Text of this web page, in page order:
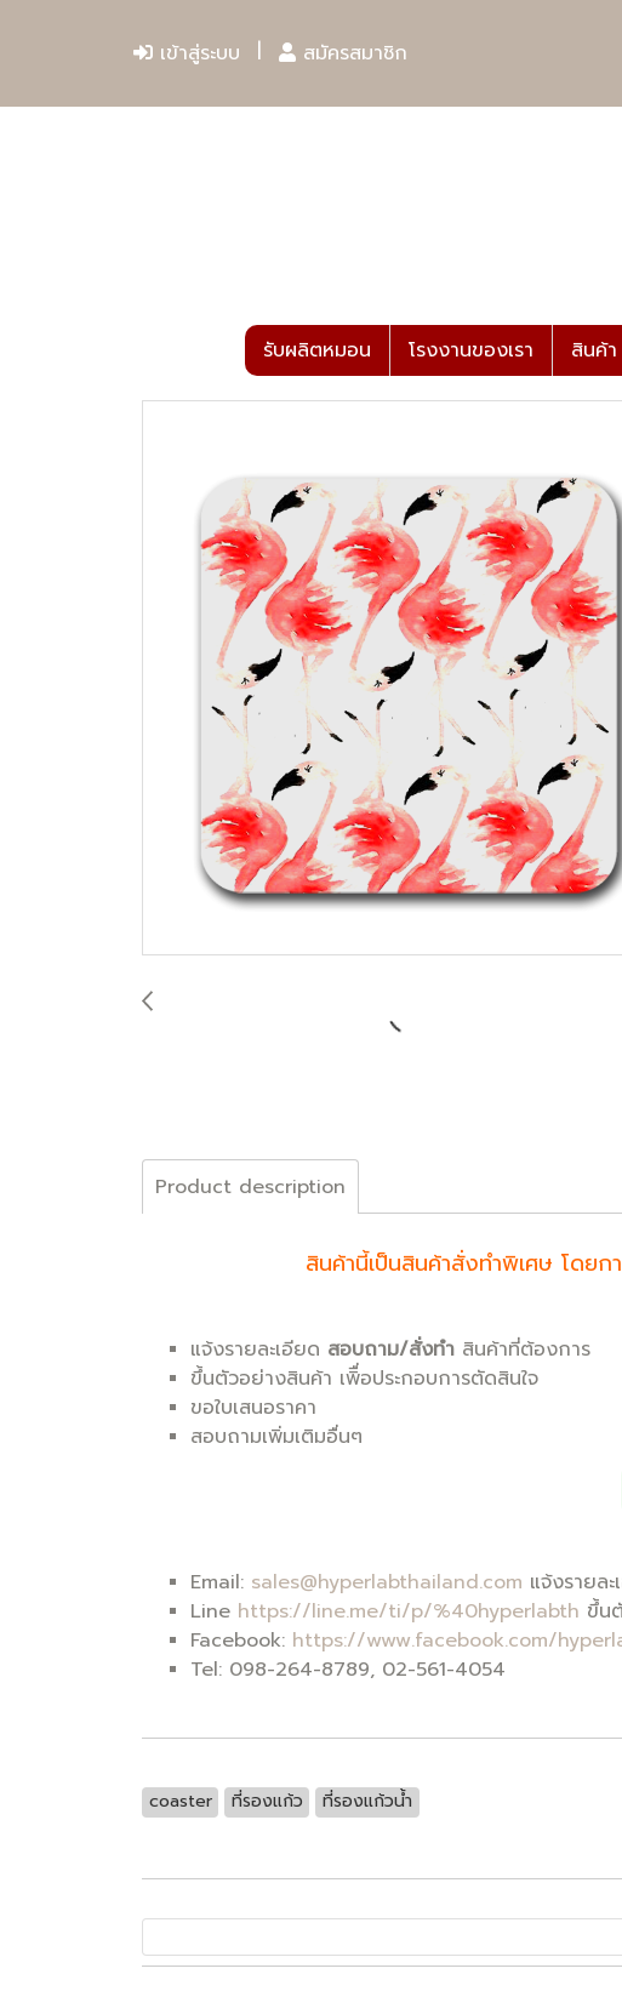
เข้าสู่ระบบ สมัครสมาชิก
รับผลิตหมอน โรงงานของเรา สินค้า
Product description
สินค้านี้เป็นสินค้าสั่งทำพิเศษ โดย
แจ้งรายละเอียด สอบถาม/สั่งทำ สินค้าที่ต้องการ
ขึ้นตัวอย่างสินค้า เพิื่อประกอบการตัดสินใจ
ขอใบเสนอราคา
สอบถามเพิ่มเติมอื่นๆ
Email: sales@hyperlabthailand.com แจ้งรายล
Line https://line.me/ti/p/%40hyperlabth ขึ้น
Facebook: https://www.facebook.com/
Tel: 098-264-8789, 02-561-4054
coaster ที่รองแก้ว ที่รองแก้วน้ำ